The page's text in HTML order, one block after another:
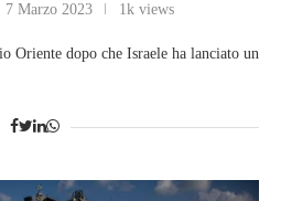
7 Marzo 2023 1k views
Oriente dopo che Israele ha lanciato un